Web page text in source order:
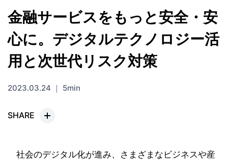
金融サービスをもっと安全・安
心に。デジタルテクノロジー活
用と次世代リスク対策
2023.03.24 ｜ 5min
SHARE
社会のデジタル化が進み、さまざまなビジネスや産